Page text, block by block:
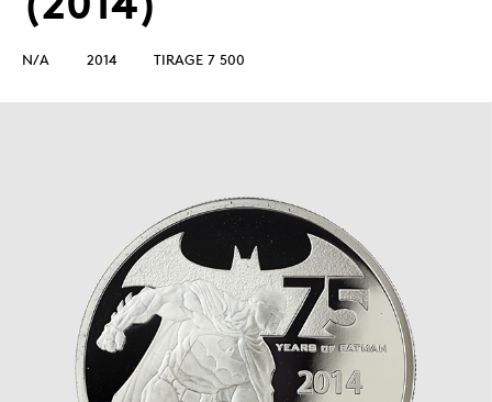
N/A 2014 TIRAGE 7 500